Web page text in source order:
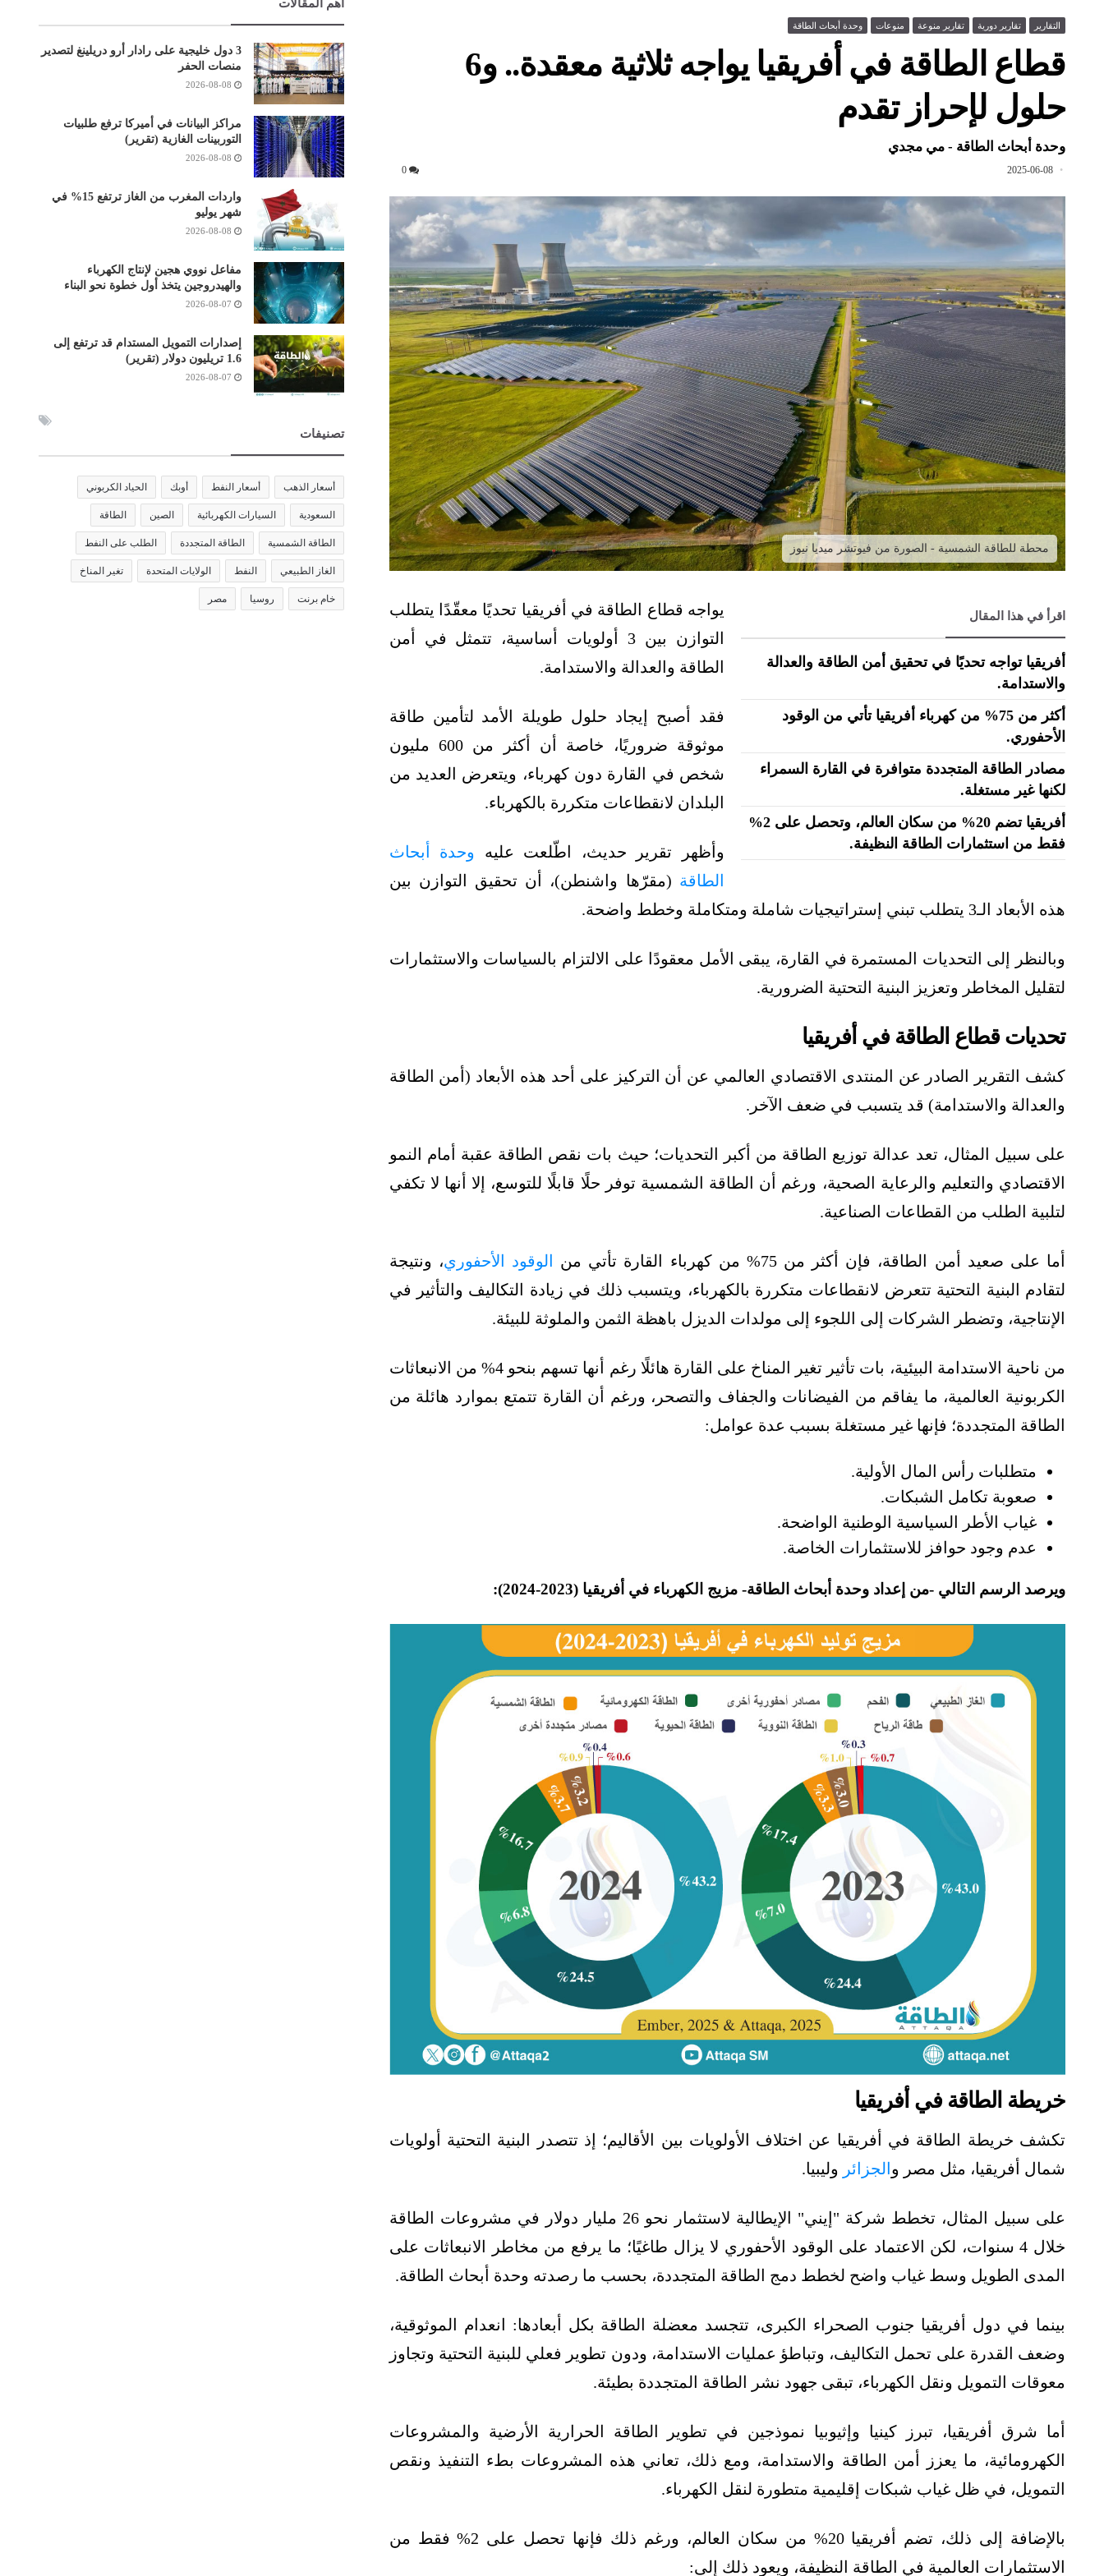
التقارير تقارير دورية تقارير منوعة منوعات وحدة أبحاث الطاقة
قطاع الطاقة في أفريقيا يواجه ثلاثية معقدة.. و6
حلول لإحراز تقدم
وحدة أبحاث الطاقة - مي مجدي
2025-06-08
0
محطة للطاقة الشمسية - الصورة من فيوتشر ميديا نيوز
اقرأ في هذا المقال
أفريقيا تواجه تحديًا في تحقيق أمن الطاقة والعدالة
والاستدامة.
أكثر من 75% من كهرباء أفريقيا تأتي من الوقود
الأحفوري.
مصادر الطاقة المتجددة متوافرة في القارة السمراء
لكنها غير مستغلة.
أفريقيا تضم 20% من سكان العالم، وتحصل على 2%
فقط من استثمارات الطاقة النظيفة.
يواجه قطاع الطاقة في أفريقيا تحديًا معقّدًا يتطلب
التوازن بين 3 أولويات أساسية، تتمثل في أمن
الطاقة والعدالة والاستدامة.
فقد أصبح إيجاد حلول طويلة الأمد لتأمين طاقة
موثوقة ضروريًا، خاصة أن أكثر من 600 مليون
شخص في القارة دون كهرباء، ويتعرض العديد من
البلدان لانقطاعات متكررة بالكهرباء.
وأظهر تقرير حديث، اطّلعت عليه وحدة أبحاث
الطاقة (مقرّها واشنطن)، أن تحقيق التوازن بين
هذه الأبعاد الـ3 يتطلب تبني إستراتيجيات شاملة ومتكاملة وخطط واضحة.
وبالنظر إلى التحديات المستمرة في القارة، يبقى الأمل معقودًا على الالتزام بالسياسات والاستثمارات
لتقليل المخاطر وتعزيز البنية التحتية الضرورية.
تحديات قطاع الطاقة في أفريقيا
كشف التقرير الصادر عن المنتدى الاقتصادي العالمي عن أن التركيز على أحد هذه الأبعاد (أمن الطاقة
والعدالة والاستدامة) قد يتسبب في ضعف الآخر.
على سبيل المثال، تعد عدالة توزيع الطاقة من أكبر التحديات؛ حيث بات نقص الطاقة عقبة أمام النمو
الاقتصادي والتعليم والرعاية الصحية، ورغم أن الطاقة الشمسية توفر حلًا قابلًا للتوسع، إلا أنها لا تكفي
لتلبية الطلب من القطاعات الصناعية.
أما على صعيد أمن الطاقة، فإن أكثر من 75% من كهرباء القارة تأتي من الوقود الأحفوري، ونتيجة
لتقادم البنية التحتية تتعرض لانقطاعات متكررة بالكهرباء، ويتسبب ذلك في زيادة التكاليف والتأثير في
الإنتاجية، وتضطر الشركات إلى اللجوء إلى مولدات الديزل باهظة الثمن والملوثة للبيئة.
من ناحية الاستدامة البيئية، بات تأثير تغير المناخ على القارة هائلًا رغم أنها تسهم بنحو 4% من الانبعاثات
الكربونية العالمية، ما يفاقم من الفيضانات والجفاف والتصحر، ورغم أن القارة تتمتع بموارد هائلة من
الطاقة المتجددة؛ فإنها غير مستغلة بسبب عدة عوامل:
متطلبات رأس المال الأولية.
صعوبة تكامل الشبكات.
غياب الأطر السياسية الوطنية الواضحة.
عدم وجود حوافز للاستثمارات الخاصة.
ويرصد الرسم التالي -من إعداد وحدة أبحاث الطاقة- مزيج الكهرباء في أفريقيا (2023-2024):
خريطة الطاقة في أفريقيا
تكشف خريطة الطاقة في أفريقيا عن اختلاف الأولويات بين الأقاليم؛ إذ تتصدر البنية التحتية أولويات
شمال أفريقيا، مثل مصر و الجزائر وليبيا.
على سبيل المثال، تخطط شركة "إيني" الإيطالية لاستثمار نحو 26 مليار دولار في مشروعات الطاقة
خلال 4 سنوات، لكن الاعتماد على الوقود الأحفوري لا يزال طاغيًا؛ ما يرفع من مخاطر الانبعاثات على
المدى الطويل وسط غياب واضح لخطط دمج الطاقة المتجددة، بحسب ما رصدته وحدة أبحاث الطاقة.
بينما في دول أفريقيا جنوب الصحراء الكبرى، تتجسد معضلة الطاقة بكل أبعادها: انعدام الموثوقية،
وضعف القدرة على تحمل التكاليف، وتباطؤ عمليات الاستدامة، ودون تطوير فعلي للبنية التحتية وتجاوز
معوقات التمويل ونقل الكهرباء، تبقى جهود نشر الطاقة المتجددة بطيئة.
أما شرق أفريقيا، تبرز كينيا وإثيوبيا نموذجين في تطوير الطاقة الحرارية الأرضية والمشروعات
الكهرومائية، ما يعزز أمن الطاقة والاستدامة، ومع ذلك، تعاني هذه المشروعات بطء التنفيذ ونقص
التمويل، في ظل غياب شبكات إقليمية متطورة لنقل الكهرباء.
بالإضافة إلى ذلك، تضم أفريقيا 20% من سكان العالم، ورغم ذلك فإنها تحصل على 2% فقط من
الاستثمارات العالمية في الطاقة النظيفة، ويعود ذلك إلى:
أهم المقالات
3 دول خليجية على رادار أرو دريلينغ لتصدير
منصات الحفر
2026-08-08
مراكز البيانات في أميركا ترفع طلبيات
التوربينات الغازية (تقرير)
2026-08-08
واردات المغرب من الغاز ترتفع 15% في
شهر يوليو
2026-08-08
مفاعل نووي هجين لإنتاج الكهرباء
والهيدروجين يتخذ أول خطوة نحو البناء
2026-08-07
إصدارات التمويل المستدام قد ترتفع إلى
1.6 تريليون دولار (تقرير)
2026-08-07
تصنيفات
أسعار الذهب أسعار النفط أوبك الحياد الكربوني
السعودية السيارات الكهربائية الصين الطاقة
الطاقة الشمسية الطاقة المتجددة الطلب على النفط
الغاز الطبيعي النفط الولايات المتحدة تغير المناخ
خام برنت روسيا مصر